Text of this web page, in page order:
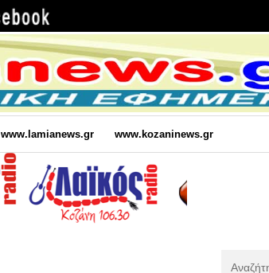
www.lamianews.gr www.kozaninews.gr